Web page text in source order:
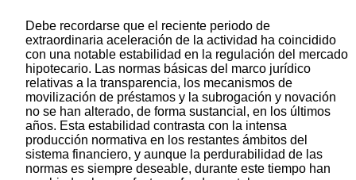
Debe recordarse que el reciente periodo de
extraordinaria aceleración de la actividad ha coincidido
con una notable estabilidad en la regulación del mercado
hipotecario. Las normas básicas del marco jurídico
relativas a la transparencia, los mecanismos de
movilización de préstamos y la subrogación y novación
no se han alterado, de forma sustancial, en los últimos
años. Esta estabilidad contrasta con la intensa
producción normativa en los restantes ámbitos del
sistema financiero, y aunque la perdurabilidad de las
normas es siempre deseable, durante este tiempo han